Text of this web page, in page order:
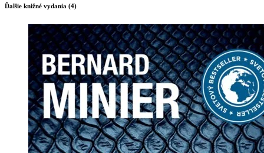
Ďalšie knižné vydania (4)